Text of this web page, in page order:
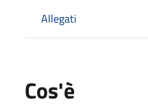
Allegati
Cos'è